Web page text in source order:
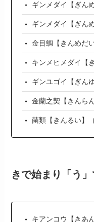
ギンメダイ【ぎん
ギンメダイ【ぎん
金目鯛【きんめだ
キンメヒメダイ【
ギンユゴイ【ぎん
金蘭之契【きんら
菌類【きんるい】
きで始まり「う
キアンコウ【きあ